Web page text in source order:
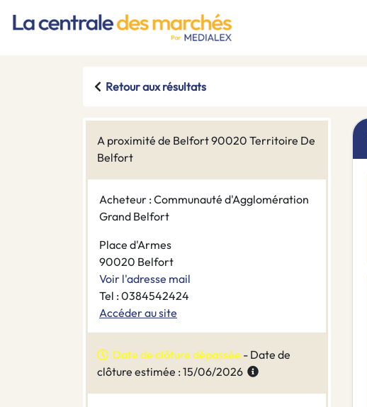
Retour aux résultats
A proximité de Belfort 90020 Territoire De
Belfort
Acheteur : Communauté d'Agglomération
Grand Belfort
Place d'Armes
90020 Belfort
Voir l'adresse mail
Tel : 0384542424
Accéder au site
Date de clôture dépassée - Date de
clôture estimée : 15/06/2026